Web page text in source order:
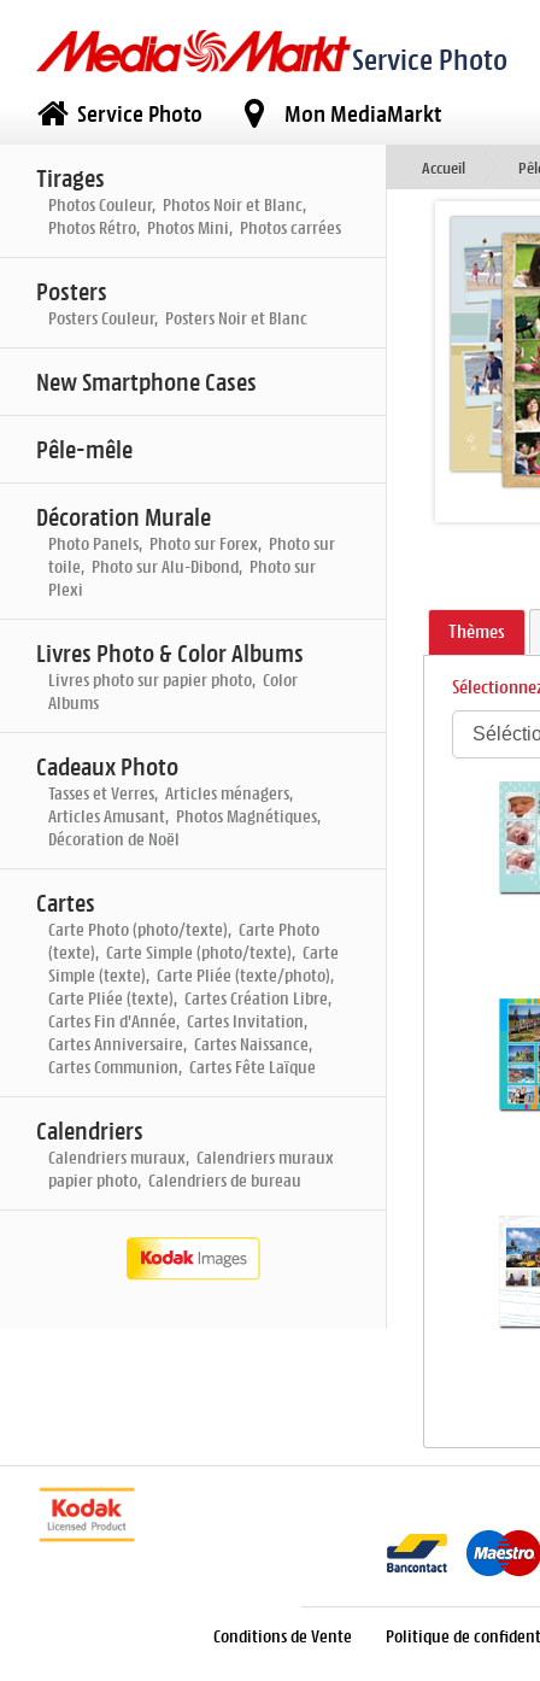
Service Photo
Service Photo Mon MediaMarkt
Tirages
Photos Couleur, Photos Noir et Blanc,
Photos Rétro, Photos Mini, Photos carrées
Posters
Posters Couleur, Posters Noir et Blanc
New Smartphone Cases
Pêle-mêle
Décoration Murale
Photo Panels, Photo sur Forex, Photo sur
toile, Photo sur Alu-Dibond, Photo sur
Plexi
Livres Photo & Color Albums
Livres photo sur papier photo, Color
Albums
Cadeaux Photo
Tasses et Verres, Articles ménagers,
Articles Amusant, Photos Magnétiques,
Décoration de Noël
Cartes
Carte Photo (photo/texte), Carte Photo
(texte), Carte Simple (photo/texte), Carte
Simple (texte), Carte Pliée (texte/photo),
Carte Pliée (texte), Cartes Création Libre,
Cartes Fin d'Année, Cartes Invitation,
Cartes Anniversaire, Cartes Naissance,
Cartes Communion, Cartes Fête Laïque
Calendriers
Calendriers muraux, Calendriers muraux
papier photo, Calendriers de bureau
Accueil
Thèmes
Conditions de Vente Politique de